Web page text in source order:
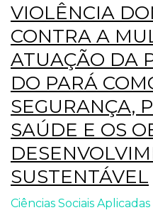
VIOLÊNCIA
CONTRA A
ATUAÇÃO DA
DO PARÁ
SEGURANÇA,
SAÚDE E OS
SUSTENTÁVEL
Ciências Sociais Aplicadas